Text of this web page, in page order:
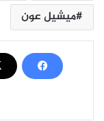
ميشيل عون